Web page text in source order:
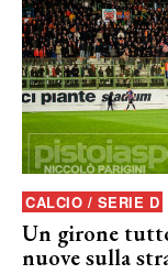
CALCIO / SERIE D
Un girone
nuove sulla